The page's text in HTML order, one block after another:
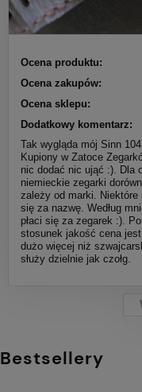
Ocena produktu:
Ocena zakupów:
Ocena sklepu:
Dodatkowy komentarz:
Tak wygląda mój Sinn
Kupiony w Zatoce
nic dodać nic ująć :). Dla
niemieckie zegarki
zależy od marki. Niektóre
się za nazwę. Według
płaci się za zegarek :).
stosunek jakość cena
dużo więcej niż
służy dzielnie jak czołg.
Bestsellery